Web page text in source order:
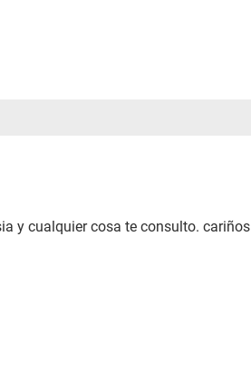
y cualquier cosa te consulto. cariños